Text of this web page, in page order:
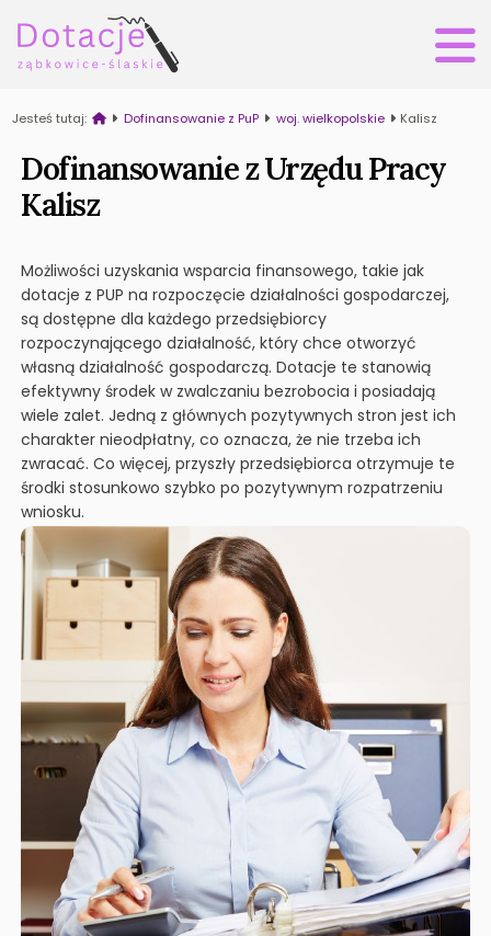
Jesteś tutaj: Dofinansowanie z PuP woj. wielkopolskie Kalisz
Dofinansowanie z Urzędu Pracy
Kalisz
Możliwości uzyskania wsparcia finansowego, takie jak
dotacje z PUP na rozpoczęcie działalności gospodarczej,
są dostępne dla każdego przedsiębiorcy
rozpoczynającego działalność, który chce otworzyć
własną działalność gospodarczą. Dotacje te stanowią
efektywny środek w zwalczaniu bezrobocia i posiadają
wiele zalet. Jedną z głównych pozytywnych stron jest ich
charakter nieodpłatny, co oznacza, że nie trzeba ich
zwracać. Co więcej, przyszły przedsiębiorca otrzymuje te
środki stosunkowo szybko po pozytywnym rozpatrzeniu
wniosku.